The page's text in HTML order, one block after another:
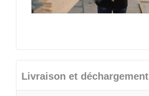
Livraison et déchargement